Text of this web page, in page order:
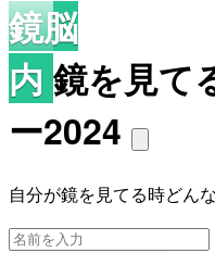
鏡脳
内 鏡を見て
ー2024
自分が鏡を見てる時どん